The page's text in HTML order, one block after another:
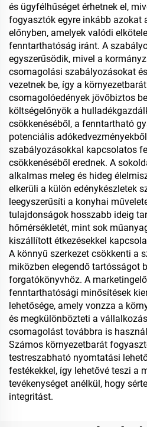
és ügyfélhűséget érhetnek el,
fogyasztók egyre inkább azokat
előnyben, amelyek valódi
fenntarthatóság iránt. A
egyszerűsödik, mivel a
csomagolási szabályozásokat
vezetnek be, így a
csomagolóedények jövőbiztos
költségelőnyök a
csökkenéséből, a fenntartható
potenciális
szabályozásokkal kapcsolatos
csökkenéséből erednek. A
alkalmas meleg és hideg
elkerüli a külön edénykészletek
leegyszerűsíti a konyhai
tulajdonságok hosszabb ideig
hőmérsékletét, mint sok
kiszállított étkezésekkel
A könnyű szerkezet csökkenti a
miközben elegendő tartósságot
forgatókönyvhöz. A
fenntarthatósági minősítések
lehetősége, amely vonzza a
és megkülönbözteti a
csomagolást továbbra is
Számos környezetbarát
testreszabható nyomtatási
festékekkel, így lehetővé teszi a
tevékenységet anélkül, hogy
integritást.